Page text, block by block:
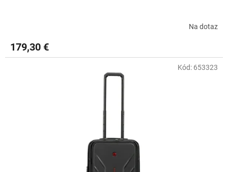
Na dotaz
179,30 €
Kód: 653323